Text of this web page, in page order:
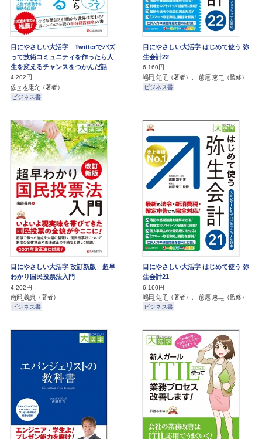
目にやさしい大活字 Twitterでバズ
って技術コミュニティを作ったら人
生を変えるチャンスをつかんだ話
4,202円
佐々木康介 （著者）
ビジネス書
目にやさしい大活字 はじめて使う 弥
生会計22
6,160円
嶋田 知子 （著者）、 前原 東二 （監修）
ビジネス書
目にやさしい大活字 改訂新版 超早
わかり国民投票法入門
4,202円
南部 義典 （著者）
ビジネス書
目にやさしい大活字 はじめて使う 弥
生会計21
6,160円
嶋田 知子 （著者）、 前原 東二 （監修）
ビジネス書